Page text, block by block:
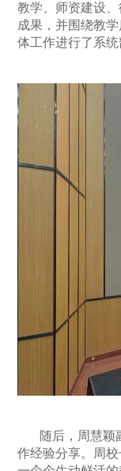
教学、师资建设
成果，并围绕教
体工作进行了系统
随后，周慧颖
作经验分享。周